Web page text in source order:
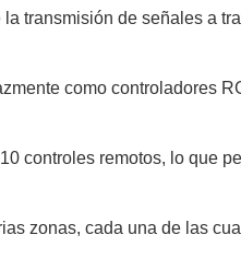
transmisión de señales a
como controladores
controles remotos, lo que
zonas, cada una de las